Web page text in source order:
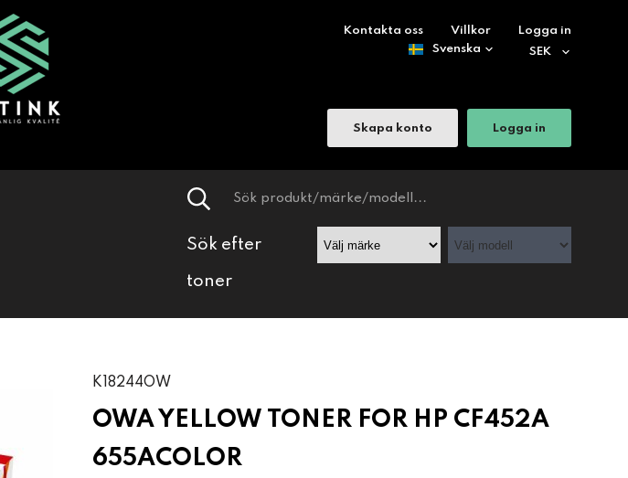
Kontakta oss Villkor Logga in
Skapa konto Logga in
Sök efter
toner
K18244OW
OWA YELLOW TONER FOR HP CF452A
655ACOLOR